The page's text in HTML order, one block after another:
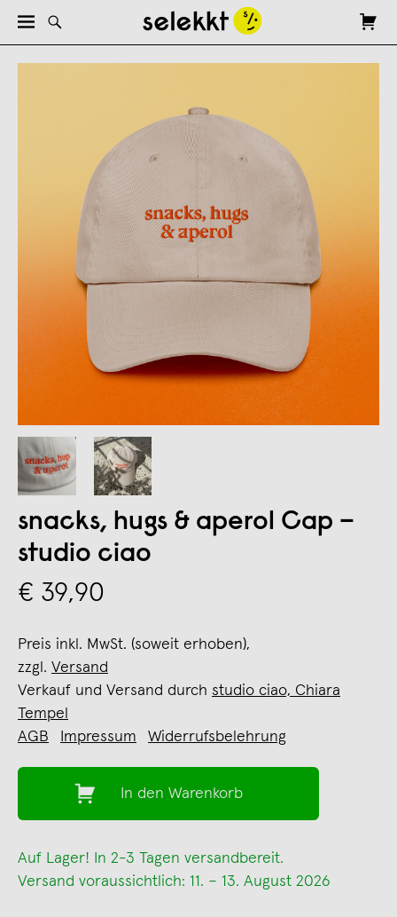
snacks, hugs & aperol Cap –
studio ciao
€ 39,90
Preis inkl. MwSt. (soweit erhoben),
zzgl. Versand
Verkauf und Versand durch studio ciao, Chiara
Tempel
AGB
Impressum Widerrufsbelehrung
In den Warenkorb
Auf Lager! In 2-3 Tagen versandbereit.
Versand voraussichtlich: 11. – 13. August 2026